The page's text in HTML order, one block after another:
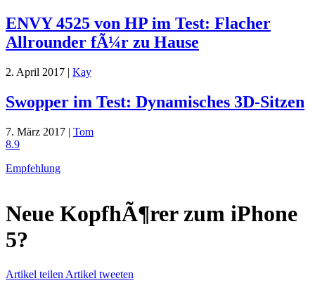
ENVY 4525 von HP im Test: Flacher
Allrounder fÃ¼r zu Hause
2. April 2017 | Kay
Swopper im Test: Dynamisches 3D-Sitzen
7. März 2017 | Tom
8.9
Empfehlung
Neue KopfhÃ¶rer zum iPhone
5?
Artikel teilen Artikel tweeten